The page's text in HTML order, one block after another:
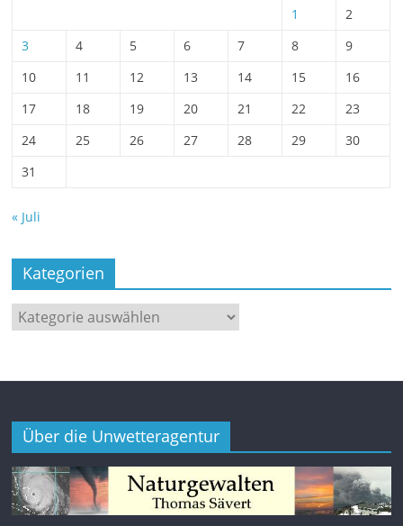
1
2
3
4 5 6 7 8
9
10
11 12 13 14 15
16
17
18 19 20 21 22
23
24
25 26 27 28 29
30
31
« Juli
Kategorien
Kategorien
Über die Unwetteragentur